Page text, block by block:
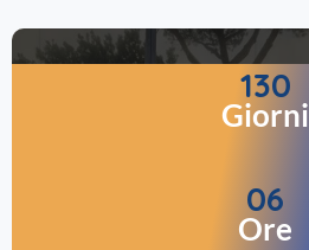
130
Giorni
06
Ore